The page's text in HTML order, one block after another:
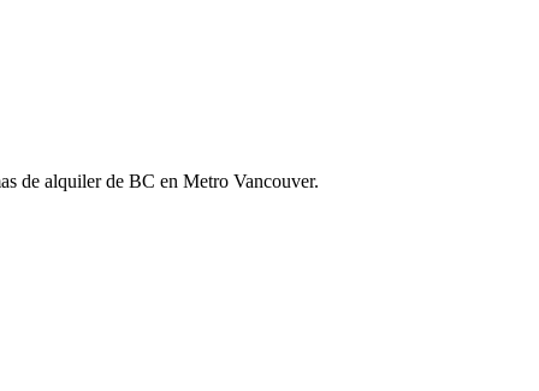
de alquiler de BC en Metro Vancouver.